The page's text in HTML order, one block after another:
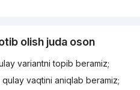
olish juda oson
variantni topib beramiz;
vaqtini aniqlab beramiz;